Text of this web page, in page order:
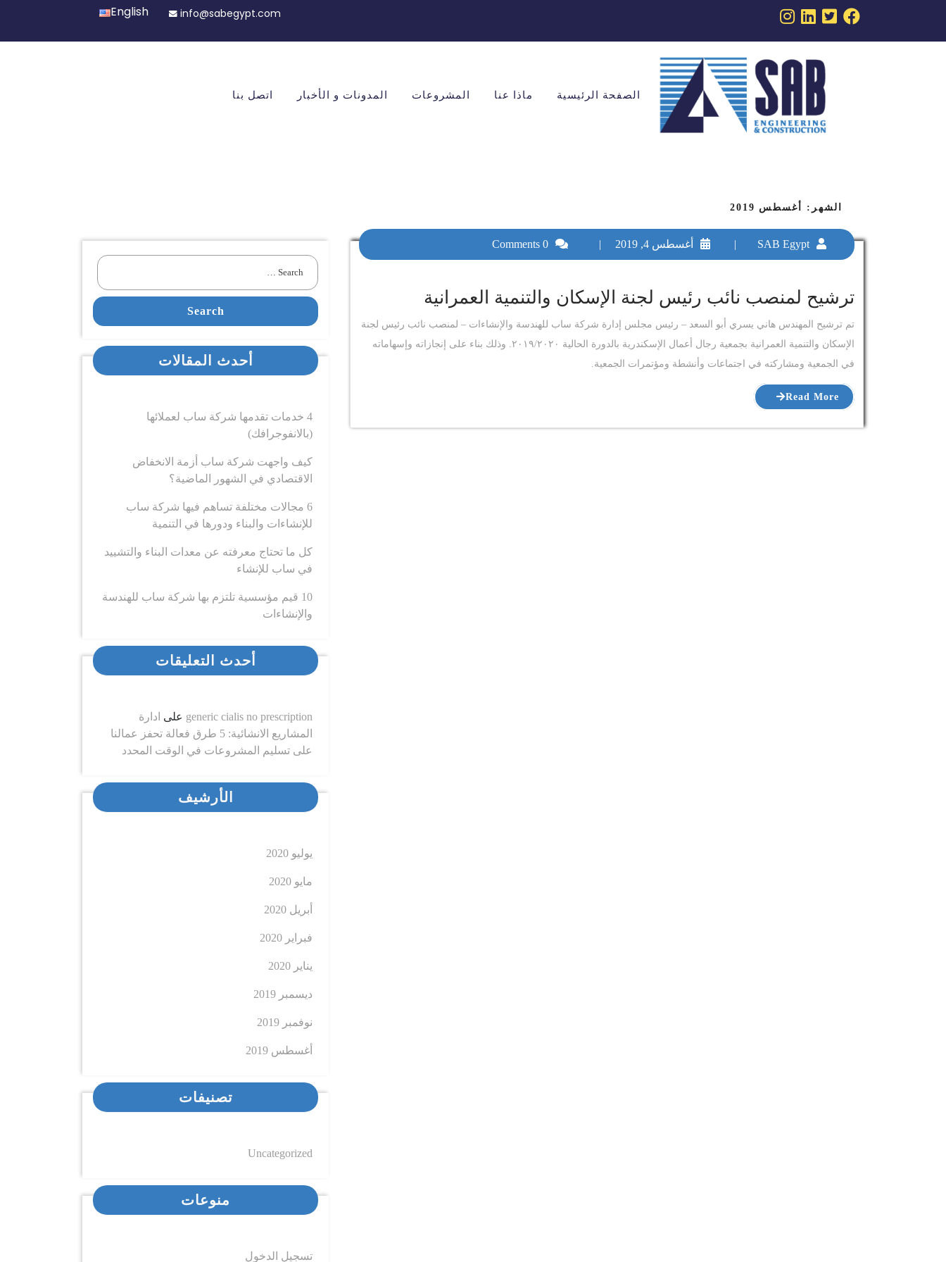
English info@sabegypt.com
الصفحة الرئيسية ماذا عنا المشروعات المدونات و الأخبار اتصل بنا
الشهر: أغسطس 2019
SAB Egypt
| أغسطس 4, 2019 |
0 Comments
ترشيح لمنصب نائب رئيس لجنة الإسكان والتنمية العمرانية
تم ترشيح المهندس هاني يسري أبو السعد – رئيس مجلس إدارة شركة ساب للهندسة والإنشاءات – لمنصب نائب رئيس لجنة
الإسكان والتنمية العمرانية بجمعية رجال أعمال الإسكندرية بالدورة الحالية ٢٠١٩/٢٠٢٠. وذلك بناء على إنجازاته وإسهاماته
في الجمعية ومشاركته في اجتماعات وأنشطة ومؤتمرات الجمعية.
Read More
Search
أحدث المقالات
4 خدمات تقدمها شركة ساب لعملائها
(بالانفوجرافك)
كيف واجهت شركة ساب أزمة الانخفاض
الاقتصادي في الشهور الماضية؟
6 مجالات مختلفة تساهم فيها شركة ساب
للإنشاءات والبناء ودورها في التنمية
كل ما تحتاج معرفته عن معدات البناء والتشييد
في ساب للإنشاء
10 قيم مؤسسية تلتزم بها شركة ساب للهندسة
والإنشاءات
أحدث التعليقات
generic cialis no prescription على ادارة
المشاريع الانشائية: 5 طرق فعالة تحفز عمالنا
على تسليم المشروعات في الوقت المحدد
الأرشيف
يوليو 2020
مايو 2020
أبريل 2020
فبراير 2020
يناير 2020
ديسمبر 2019
نوفمبر 2019
أغسطس 2019
تصنيفات
Uncategorized
منوعات
تسجيل الدخول